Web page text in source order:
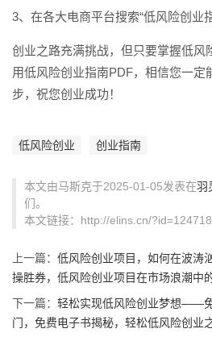
3、在各大电商平台搜索“低风险创业
创业之路充满挑战，但只要掌握低风
用低风险创业指南PDF，相信您一定
步，祝您创业成功！
低风险创业 创业指南
本文由马斯克于2025-01-05发表在羽
们。
本文链接：http://elins.cn/?id=124718
上一篇： 低风险创业项目，如何在波涛
操胜券，低风险创业项目在市场浪潮中
下一篇： 轻松实现低风险创业梦想——
门，免费电子书揭秘，轻松低风险创业